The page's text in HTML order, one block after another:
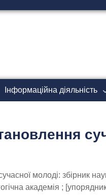
Інформаційна діяльність
молоді: збірник
академія ;